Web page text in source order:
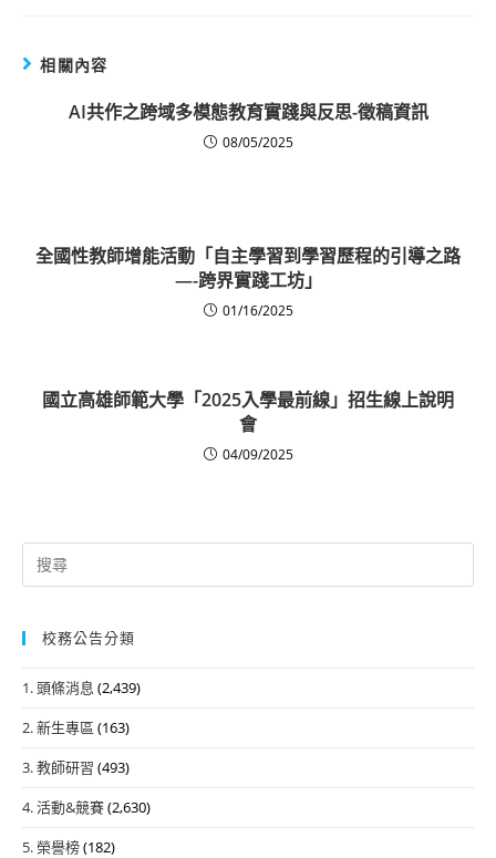
相關內容
AI共作之跨域多模態教育實踐與反思-徵稿資訊
08/05/2025
全國性教師增能活動「自主學習到學習歷程的引導之路
—-跨界實踐工坊」
01/16/2025
國立高雄師範大學「2025入學最前線」招生線上說明
會
04/09/2025
Search
for:
校務公告分類
1. 頭條消息 (2,439)
2. 新生專區 (163)
3. 教師研習 (493)
4. 活動&競賽(2,630)
5. 榮譽榜(182)